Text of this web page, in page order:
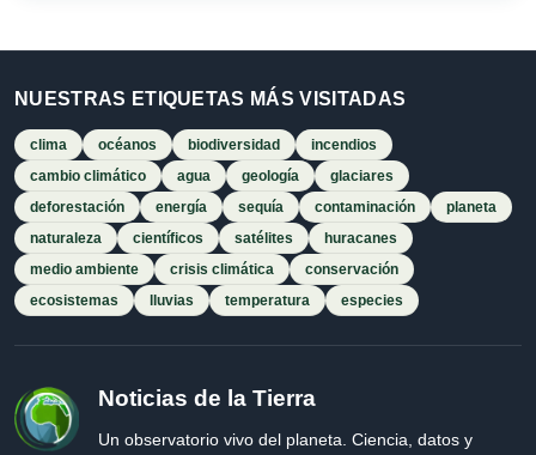
NUESTRAS ETIQUETAS MÁS VISITADAS
clima océanos biodiversidad
incendios
cambio climático
agua geología
glaciares
deforestación
energía sequía contaminación
planeta
naturaleza
científicos satélites
huracanes
medio ambiente
crisis climática
conservación
ecosistemas
lluvias temperatura especies
Noticias de la Tierra
Un observatorio vivo del planeta. Ciencia, datos y